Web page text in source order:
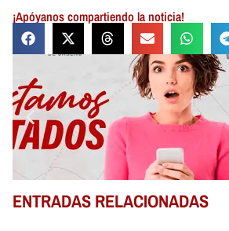
¡Apóyanos compartiendo la noticia!
ENTRADAS RELACIONADAS